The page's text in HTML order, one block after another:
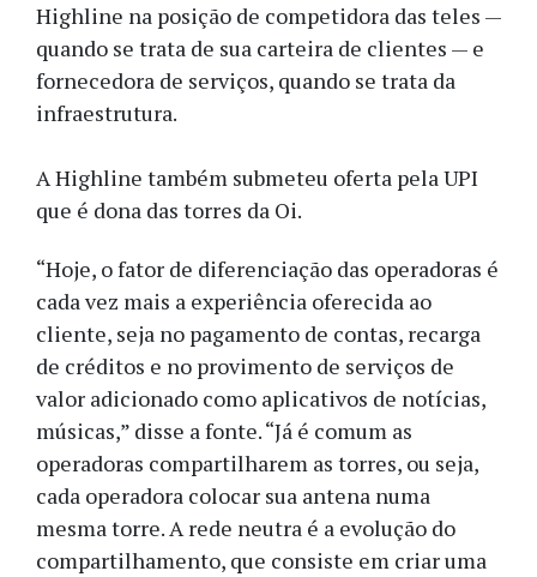
Highline na posição de competidora das teles —
quando se trata de sua carteira de clientes — e
fornecedora de serviços, quando se trata da
infraestrutura.
A Highline também submeteu oferta pela UPI
que é dona das torres da Oi.
“Hoje, o fator de diferenciação das operadoras é
cada vez mais a experiência oferecida ao
cliente, seja no pagamento de contas, recarga
de créditos e no provimento de serviços de
valor adicionado como aplicativos de notícias,
músicas,” disse a fonte. “Já é comum as
operadoras compartilharem as torres, ou seja,
cada operadora colocar sua antena numa
mesma torre. A rede neutra é a evolução do
compartilhamento, que consiste em criar uma